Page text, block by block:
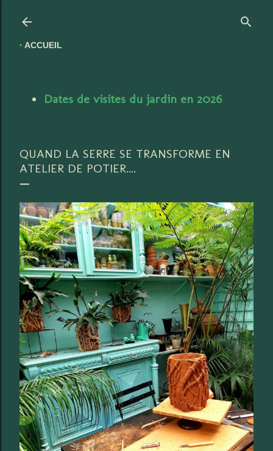
ACCUEIL
Dates de visites du jardin en 2026
QUAND LA SERRE SE TRANSFORME EN
ATELIER DE POTIER....